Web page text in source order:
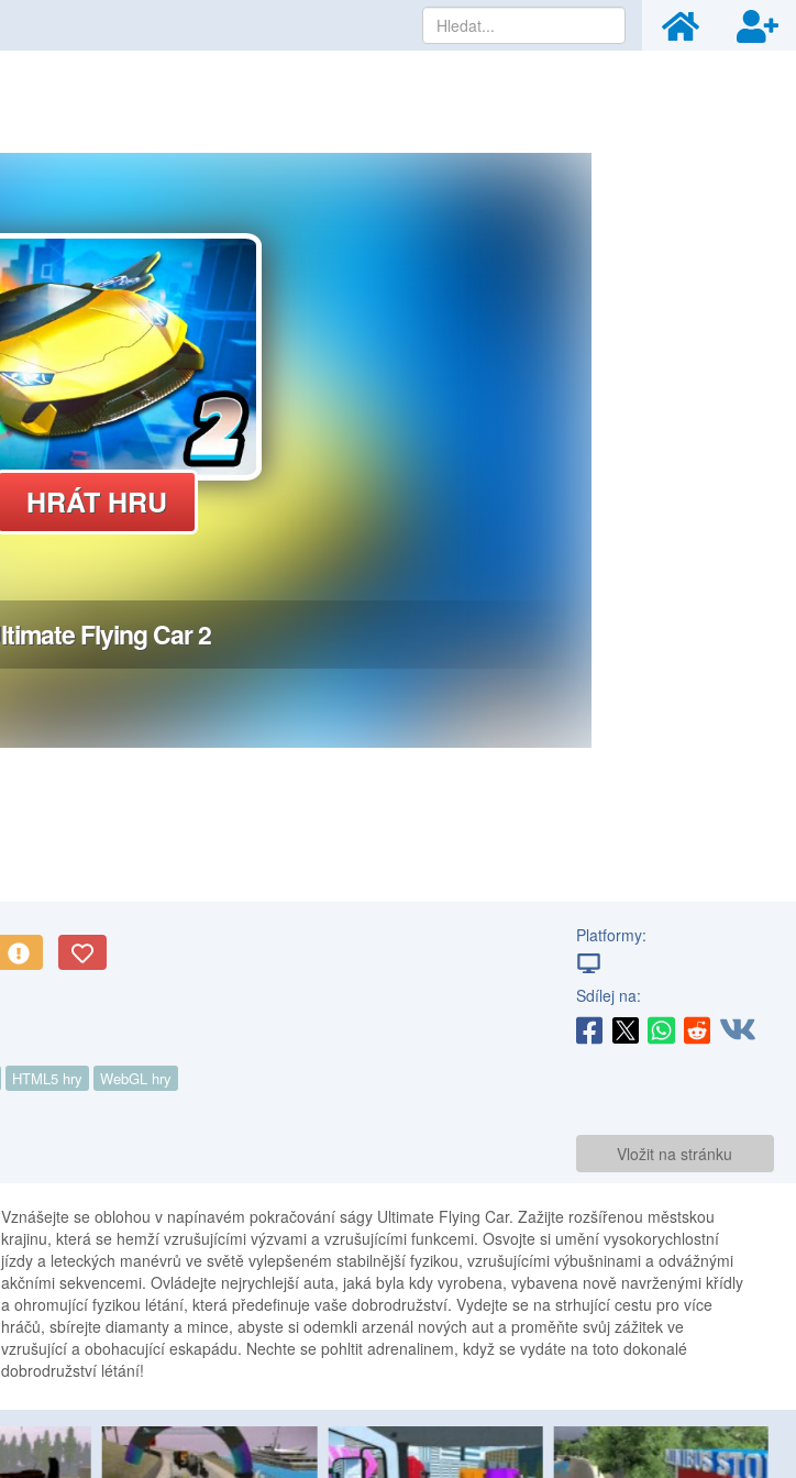
HTML5 hry WebGL hry
Platformy:
Sdílej na:
Vložit na stránku
Vznášejte se oblohou v napínavém pokračování ságy Ultimate Flying Car. Zažijte rozšířenou městskou
krajinu, která se hemží vzrušujícími výzvami a vzrušujícími funkcemi. Osvojte si umění vysokorychlostní
jízdy a leteckých manévrů ve světě vylepšeném stabilnější fyzikou, vzrušujícími výbušninami a odvážnými
akčními sekvencemi. Ovládejte nejrychlejší auta, jaká byla kdy vyrobena, vybavena nově navrženými křídly
a ohromující fyzikou létání, která předefinuje vaše dobrodružství. Vydejte se na strhující cestu pro více
hráčů, sbírejte diamanty a mince, abyste si odemkli arzenál nových aut a proměňte svůj zážitek ve
vzrušující a obohacující eskapádu. Nechte se pohltit adrenalinem, když se vydáte na toto dokonalé
dobrodružství létání!